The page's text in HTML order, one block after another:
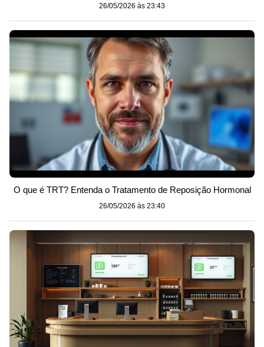
26/05/2026 às 23:43
O que é TRT? Entenda o Tratamento de Reposição Hormonal
26/05/2026 às 23:40